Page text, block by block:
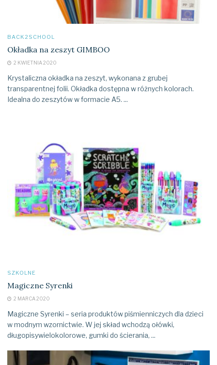
BACK2SCHOOL
Okładka na zeszyt GIMBOO
2 KWIETNIA 2020
Krystaliczna okładka na zeszyt, wykonana z grubej
transparentnej folii. Okładka dostępna w różnych kolorach.
Idealna do zeszytów w formacie A5. ...
SZKOLNE
Magiczne Syrenki
2 MARCA 2020
Magiczne Syrenki – seria produktów piśmienniczych dla dzieci
w modnym wzornictwie. W jej skład wchodzą ołówki,
długopisywielokolorowe, gumki do ścierania, ...